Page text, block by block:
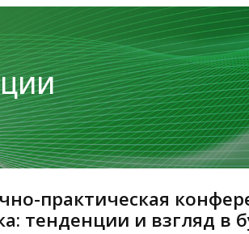
практическая
тенденции и взгляд в